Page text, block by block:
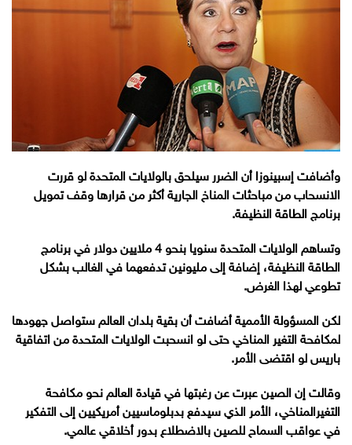
وأضافت إسبينوزا أن الضرر سيلحق بالولايات المتحدة لو قررت
الانسحاب من مباحثات المناخ الجارية أكثر من قرارها وقف تمويل
برنامج الطاقة النظيفة.
وتساهم الولايات المتحدة سنويا بنحو 4 ملايين دولار في برنامج
الطاقة النظيفة، إضافة إلى مليونين تدفعهما في الغالب بشكل
تطوعي لهذا الغرض.
لكن المسؤولة الأممية أضافت أن بقية بلدان العالم ستواصل جهودها
لمكافحة التغير المناخي حتى لو انسحبت الولايات المتحدة من اتفاقية
باريس لو اقتضى الأمر.
وقالت إن الصين عبرت عن رغبتها في قيادة العالم نحو مكافحة
التغيرالمناخي، الأمر الذي سيدفع بدبلوماسيين أمريكيين إلى التفكير
في عواقب السماح للصين بالاضطلاع بدور أخلاقي عالمي.